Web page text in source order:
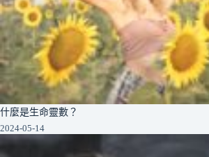
什麼是生命靈數？
2024-05-14